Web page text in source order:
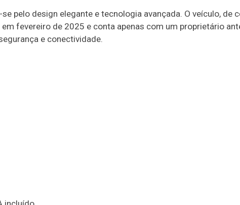
pelo design elegante e tecnologia avançada. O veículo, de
fevereiro de 2025 e conta apenas com um proprietário
e conectividade.